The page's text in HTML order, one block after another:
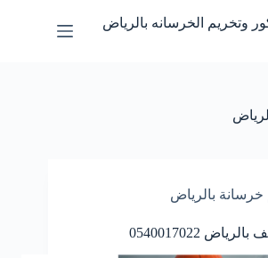
فتحات كور وتخريم الخرسانه بالرياض
بالرياض
0540017022